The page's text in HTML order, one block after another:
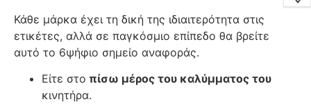
Κάθε μάρκα έχει τη δική της ιδιαιτερότητα στις
ετικέτες, αλλά σε παγκόσμιο επίπεδο θα βρείτε
αυτό το 6ψήφιο σημείο αναφοράς.
Είτε στο πίσω μέρος του καλύμματος του
κινητήρα.